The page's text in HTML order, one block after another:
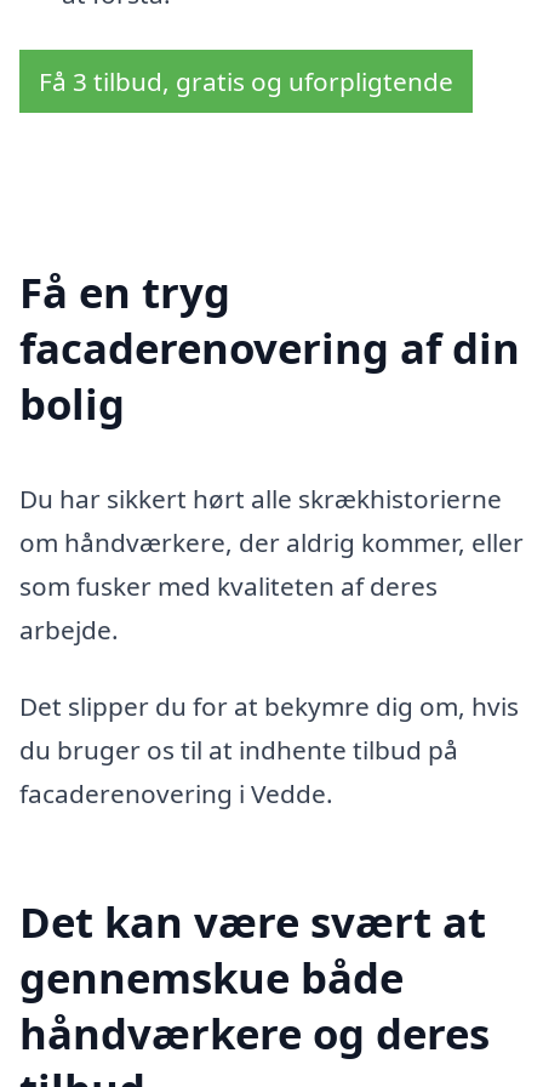
Få 3 tilbud, gratis og uforpligtende
Få en tryg
facaderenovering af din
bolig
Du har sikkert hørt alle skrækhistorierne
om håndværkere, der aldrig kommer, eller
som fusker med kvaliteten af deres
arbejde.
Det slipper du for at bekymre dig om, hvis
du bruger os til at indhente tilbud på
facaderenovering i Vedde.
Det kan være svært at
gennemskue både
håndværkere og deres